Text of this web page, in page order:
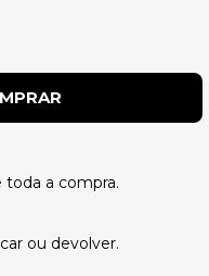
toda a compra.
ou devolver.